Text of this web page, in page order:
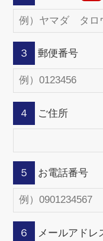
３ 郵便番号
４ ご住所
５ お電話番号
６ メールアドレ